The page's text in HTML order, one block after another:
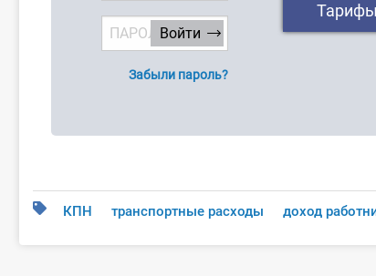
Забыли пароль?
Тарифы
КПН транспортные расходы доход